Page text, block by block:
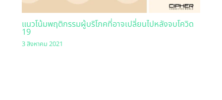
แนวโน้มพฤติกรรมผู้บริโภคที่อาจเปลี่ยนไปหลังจบโควิด
19
3 สิงหาคม 2021